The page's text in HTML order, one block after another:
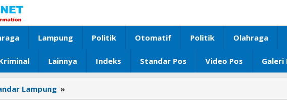
Lampung Politik Otomatif Politik Olahraga
Lainnya Indeks Standar Pos Video Pos Galeri
Lampung »
Gelar